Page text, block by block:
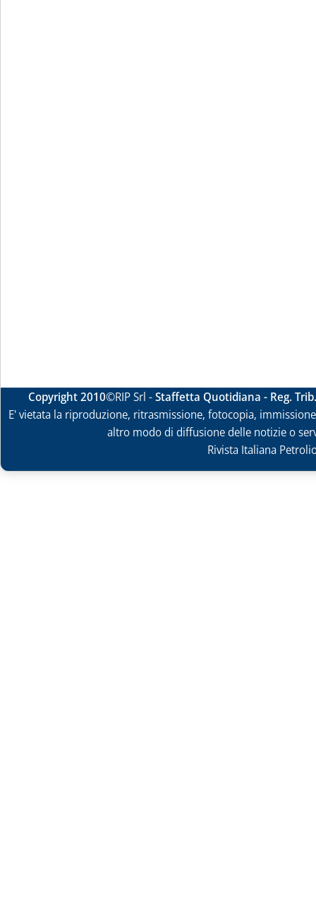
Copyright 2010©RIP Srl -Staffetta Quotidiana - Reg.
E' vietata la riproduzione, ritrasmissione, fotocopia,
altro modo di diffusione delle notizie o
Rivista Italiana